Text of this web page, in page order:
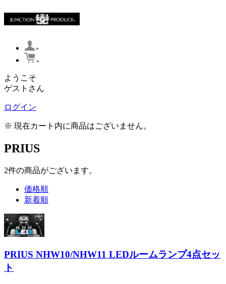
ようこそ
ゲストさん
ログイン
※ 現在カート内に商品はございません。
PRIUS
2件の商品がございます。
価格順
新着順
PRIUS NHW10/NHW11 LEDルームランプ4点セッ
ト